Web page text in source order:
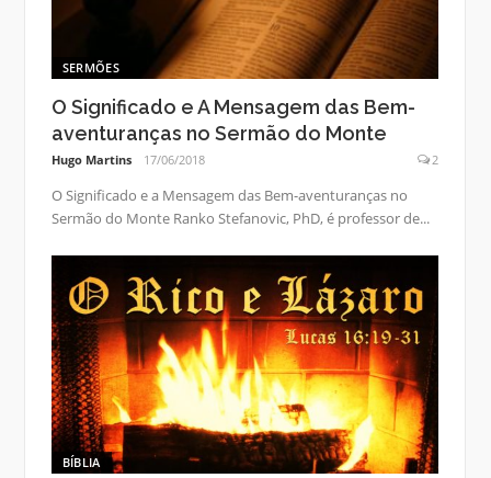
SERMÕES
O Significado e A Mensagem das Bem-
aventuranças no Sermão do Monte
Hugo Martins 17/06/2018 2
O Significado e a Mensagem das Bem-aventuranças no
Sermão do Monte Ranko Stefanovic, PhD, é professor de...
BÍBLIA